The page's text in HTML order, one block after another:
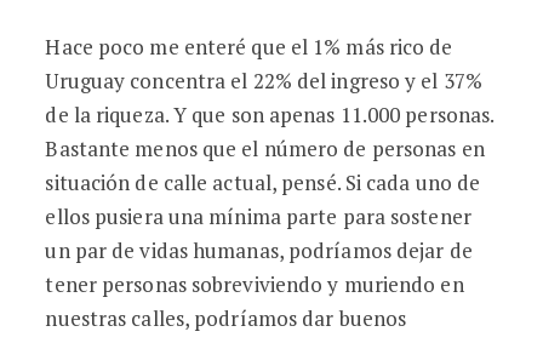
Hace poco me enteré que el 1% más rico de
Uruguay concentra el 22% del ingreso y el 37%
de la riqueza. Y que son apenas 11.000 personas.
Bastante menos que el número de personas en
situación de calle actual, pensé. Si cada uno de
ellos pusiera una mínima parte para sostener
un par de vidas humanas, podríamos dejar de
tener personas sobreviviendo y muriendo en
nuestras calles, podríamos dar buenos